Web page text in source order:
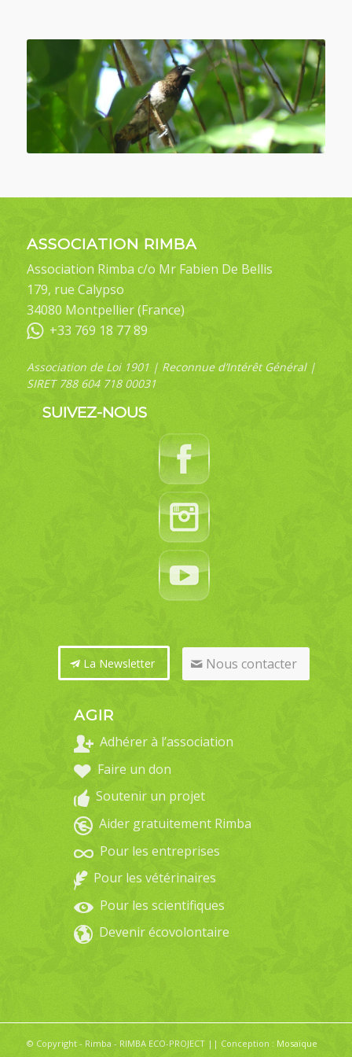
ASSOCIATION RIMBA
Association Rimba c/o Mr Fabien De Bellis
179, rue Calypso
34080 Montpellier (France)
+33 769 18 77 89
Association de Loi 1901 | Reconnue d’Intérêt Général |
SIRET 788 604 718 00031
SUIVEZ-NOUS
La Newsletter Nous contacter
AGIR
Adhérer à l’association
Faire un don
Soutenir un projet
Aider gratuitement Rimba
Pour les entreprises
Pour les vétérinaires
Pour les scientifiques
Devenir écovolontaire
© Copyright - Rimba - RIMBA ECO-PROJECT || Conception : Mosaïque